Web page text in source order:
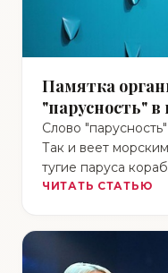
Памятка
"парусность" в
Слово
Так и веет
тугие паруса
А что …
ЧИТАТЬ СТАТЬЮ